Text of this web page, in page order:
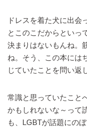
ドレスを着た犬に出会
とこのこだからといっ
決まりはないもんね。
ね。そう、この本には
じていたことを問い返
常識と思っていたこと
かもしれないな～って
も、LGBTが話題にの